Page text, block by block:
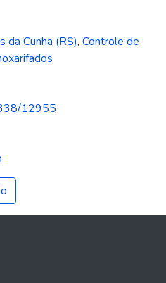
da Cunha (RS), Controle de
12955